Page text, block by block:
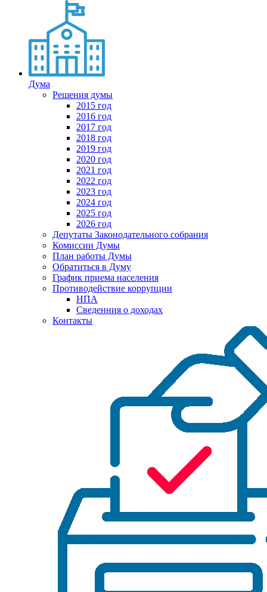
Дума
Решения думы
2015 год
2016 год
2017 год
2018 год
2019 год
2020 год
2021 год
2022 год
2023 год
2024 год
2025 год
2026 год
Депутаты Законодательного собрания
Комиссии Думы
План работы Думы
Обратиться в Думу
График приема населения
Противодействие коррупции
НПА
Сведенния о доходах
Контакты